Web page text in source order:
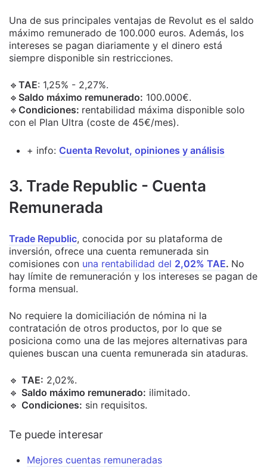
Una de sus principales ventajas de Revolut es el saldo
máximo remunerado de 100.000 euros. Además, los
intereses se pagan diariamente y el dinero está
siempre disponible sin restricciones.
🔹 TAE: 1,25% - 2,27%.
🔹 Saldo máximo remunerado: 100.000€.
🔹 Condiciones: rentabilidad máxima disponible solo
con el Plan Ultra (coste de 45€/mes).
+ info: Cuenta Revolut, opiniones y análisis
3. Trade Republic - Cuenta
Remunerada
Trade Republic, conocida por su plataforma de
inversión, ofrece una cuenta remunerada sin
comisiones con una rentabilidad del 2,02% TAE. No
hay límite de remuneración y los intereses se pagan de
forma mensual.
No requiere la domiciliación de nómina ni la
contratación de otros productos, por lo que se
posiciona como una de las mejores alternativas para
quienes buscan una cuenta remunerada sin ataduras.
🔹 TAE: 2,02%.
🔹 Saldo máximo remunerado: ilimitado.
🔹 Condiciones: sin requisitos.
Te puede interesar
Mejores cuentas remuneradas